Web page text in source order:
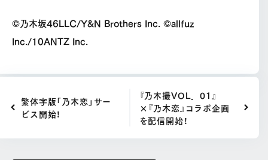
©乃木坂46LLC/Y&N Brothers Inc. ©allfuz
Inc./10ANTZ Inc.
繁体字版「乃木恋」サー
ビス開始！
『乃木撮VOL．01』
×『乃木恋』コラボ企画
を配信開始！